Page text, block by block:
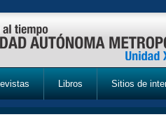
Libros Sitios de